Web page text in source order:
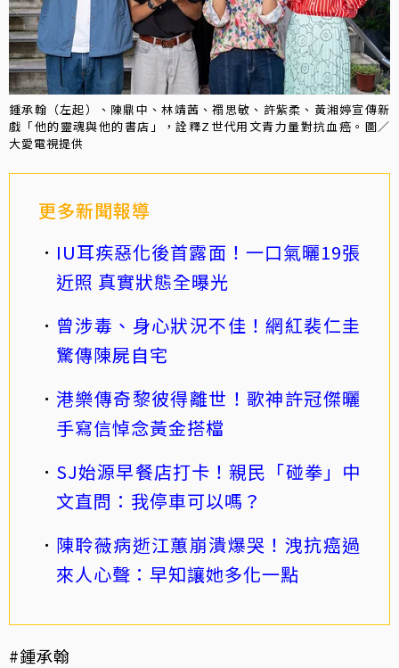
鍾承翰（左起）、陳鼎中、林靖茜、禤思敏、許紫柔、黃湘婷宣傳新
戲「他的靈魂與他的書店」，詮釋Z世代用文青力量對抗血癌。圖／
大愛電視提供
更多新聞報導
IU耳疾惡化後首露面！一口氣曬19張
近照 真實狀態全曝光
曾涉毒、身心狀況不佳！網紅裴仁圭
驚傳陳屍自宅
港樂傳奇黎彼得離世！歌神許冠傑曬
手寫信悼念黃金搭檔
SJ始源早餐店打卡！親民「碰拳」中
文直問：我停車可以嗎？
陳聆薇病逝江蕙崩潰爆哭！洩抗癌過
來人心聲：早知讓她多化一點
#鍾承翰